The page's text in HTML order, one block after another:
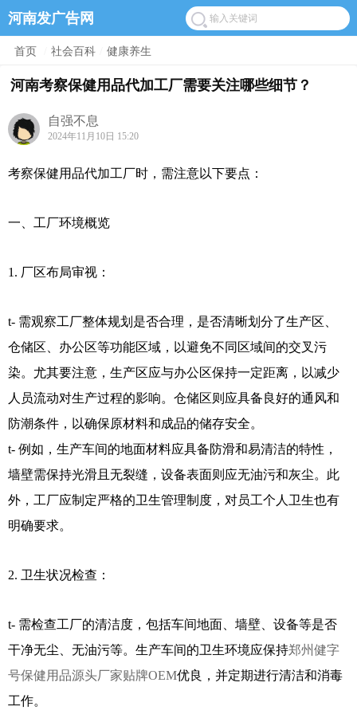
河南发广告网
首页 社会百科 健康养生
河南考察保健用品代加工厂需要关注哪些细节？
自强不息
2024年11月10日 15:20
考察保健用品代加工厂时，需注意以下要点：
一、工厂环境概览
1. 厂区布局审视：
t- 需观察工厂整体规划是否合理，是否清晰划分了生产区、
仓储区、办公区等功能区域，以避免不同区域间的交叉污
染。尤其要注意，生产区应与办公区保持一定距离，以减少
人员流动对生产过程的影响。仓储区则应具备良好的通风和
防潮条件，以确保原材料和成品的储存安全。
t- 例如，生产车间的地面材料应具备防滑和易清洁的特性，
墙壁需保持光滑且无裂缝，设备表面则应无油污和灰尘。此
外，工厂应制定严格的卫生管理制度，对员工个人卫生也有
明确要求。
2. 卫生状况检查：
t- 需检查工厂的清洁度，包括车间地面、墙壁、设备等是否
干净无尘、无油污等。生产车间的卫生环境应保持郑州健字
号保健用品源头厂家贴牌OEM优良，并定期进行清洁和消毒
工作。